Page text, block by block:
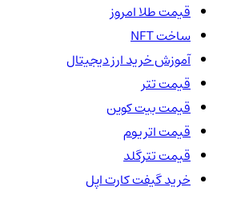
قیمت طلا امروز
ساخت NFT
آموزش خرید ارز دیجیتال
قیمت تتر
قیمت بیت کوین
قیمت اتریوم
قیمت تترگلد
خرید گیفت کارت اپل